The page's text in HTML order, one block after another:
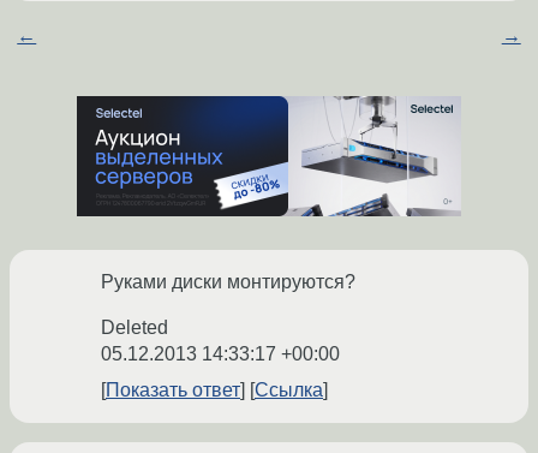
← →
Руками диски монтируются?
Deleted
05.12.2013 14:33:17 +00:00
Показать ответ
Ссылка